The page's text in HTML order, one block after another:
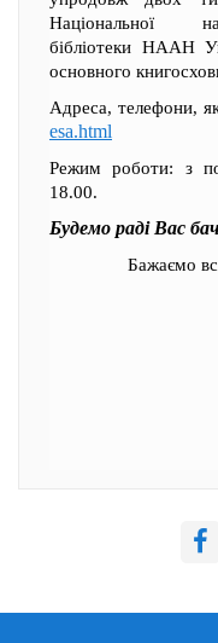
Національної
бібліотеки НААН
основного
Адреса, телефони,
esa.html
Режим роботи: з
18.00.
Будемо раді Вас
Бажаємо